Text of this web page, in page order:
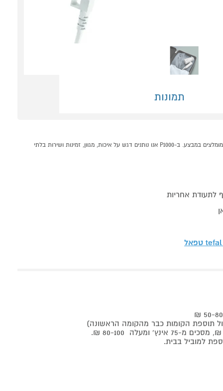
תמונות
מגהץ קיטור אנכי דגם DT1020G0 טפאל TEFAL קונים אונליין בקטגוריית מגהץ קיטור במחלקת מוצרי חשמל לבית בP1000 - אתר קניות ישראלי בטוח, משתלם ונוח המציע מוצרים מומלצים במבצע. ב-P1000 אנו נותנים דגש על איכות, מגוון, זמינות ושירות בלתי
לתעודת אחריות
tefal טפאל